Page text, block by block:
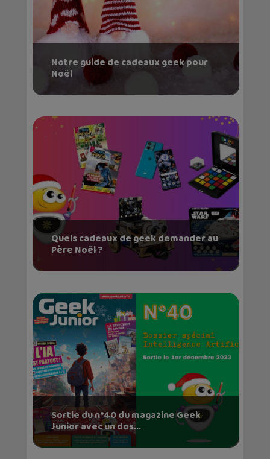
Notre guide de cadeaux geek pour
Noël
Quels cadeaux de geek demander au
Père Noël ?
Sortie du n°40 du magazine Geek
Junior avec un dos...